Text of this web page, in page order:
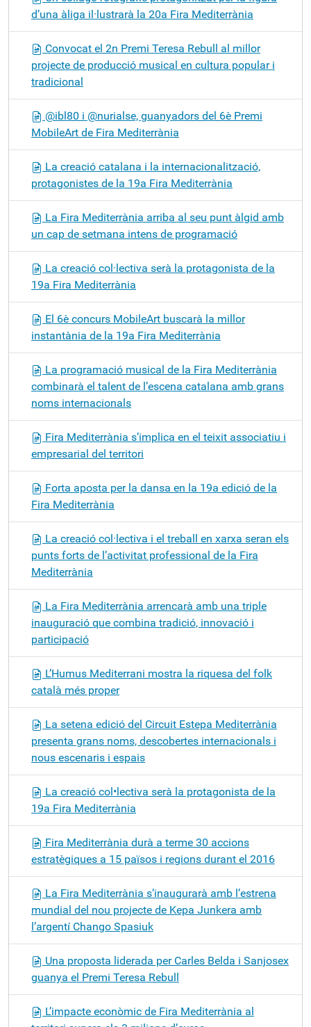
d’una àliga il·lustrarà la 20a Fira Mediterrània
Convocat el 2n Premi Teresa Rebull al millor
projecte de producció musical en cultura popular i
tradicional
@ibl80 i @nurialse, guanyadors del 6è Premi
MobileArt de Fira Mediterrània
La creació catalana i la internacionalització,
protagonistes de la 19a Fira Mediterrània
La Fira Mediterrània arriba al seu punt àlgid amb
un cap de setmana intens de programació
La creació col·lectiva serà la protagonista de la
19a Fira Mediterrània
El 6è concurs MobileArt buscarà la millor
instantània de la 19a Fira Mediterrània
La programació musical de la Fira Mediterrània
combinarà el talent de l’escena catalana amb grans
noms internacionals
Fira Mediterrània s’implica en el teixit associatiu i
empresarial del territori
Forta aposta per la dansa en la 19a edició de la
Fira Mediterrània
La creació col·lectiva i el treball en xarxa seran els
punts forts de l’activitat professional de la Fira
Mediterrània
La Fira Mediterrània arrencarà amb una triple
inauguració que combina tradició, innovació i
participació
L’Humus Mediterrani mostra la riquesa del folk
català més proper
La setena edició del Circuit Estepa Mediterrània
presenta grans noms, descobertes internacionals i
nous escenaris i espais
La creació col•lectiva serà la protagonista de la
19a Fira Mediterrània
Fira Mediterrània durà a terme 30 accions
estratègiques a 15 països i regions durant el 2016
La Fira Mediterrània s’inaugurarà amb l’estrena
mundial del nou projecte de Kepa Junkera amb
l’argentí Chango Spasiuk
Una proposta liderada per Carles Belda i Sanjosex
guanya el Premi Teresa Rebull
L’impacte econòmic de Fira Mediterrània al